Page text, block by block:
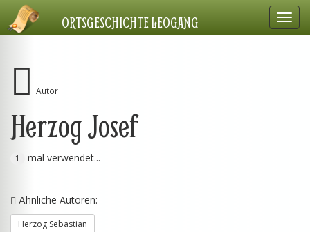
ORTSGESCHICHTE LEOGANG
Autor
Herzog Josef
1 mal verwendet...
Ähnliche Autoren:
Herzog Sebastian